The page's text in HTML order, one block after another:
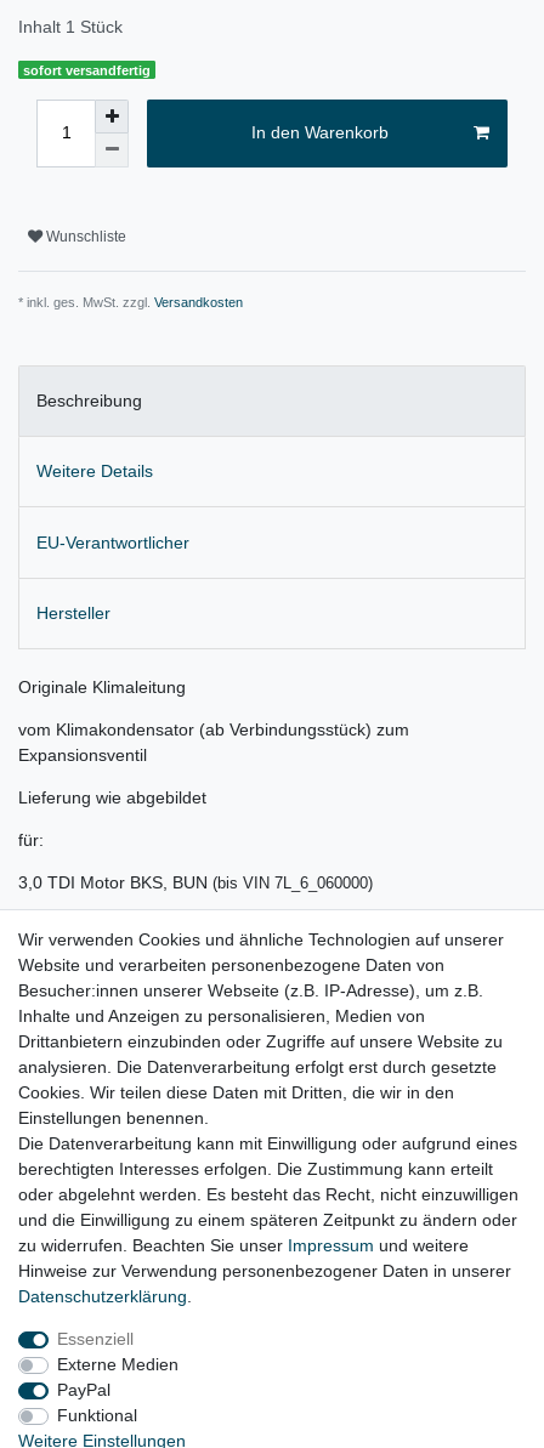
Inhalt 1 Stück
sofort versandfertig
In den Warenkorb
Wunschliste
* inkl. ges. MwSt. zzgl. Versandkosten
Beschreibung
Weitere Details
EU-Verantwortlicher
Hersteller
Originale Klimaleitung
vom Klimakondensator (ab Verbindungsstück) zum
Expansionsventil
Lieferung wie abgebildet
für:
3,0 TDI Motor BKS, BUN (bis VIN 7L_6_060000)
4,2 V8 Motor AXQ(bis VIN 7L_6_060000)
6,0 W12 Motor BJN(bis VIN 7L_6_060000)
für:
VW Touareg 7L Bj 2002 - 02/2006
Lieferzeit etwa 1 bis 3 Werktage
Wir verwenden Cookies und ähnliche Technologien auf unserer
Website und verarbeiten personenbezogene Daten von
Besucher:innen unserer Webseite (z.B. IP-Adresse), um z.B.
Inhalte und Anzeigen zu personalisieren, Medien von
Drittanbietern einzubinden oder Zugriffe auf unsere Website zu
analysieren. Die Datenverarbeitung erfolgt erst durch gesetzte
Cookies. Wir teilen diese Daten mit Dritten, die wir in den
Einstellungen benennen.
Die Datenverarbeitung kann mit Einwilligung oder aufgrund eines
berechtigten Interesses erfolgen. Die Zustimmung kann erteilt
oder abgelehnt werden. Es besteht das Recht, nicht einzuwilligen
und die Einwilligung zu einem späteren Zeitpunkt zu ändern oder
zu widerrufen. Beachten Sie unser Impressum und weitere
Hinweise zur Verwendung personenbezogener Daten in unserer
Daten­schutz­erklärung
Essenziell
Externe Medien
PayPal
Funktional
Weitere Einstellungen
Impressum
Widerrufs­recht